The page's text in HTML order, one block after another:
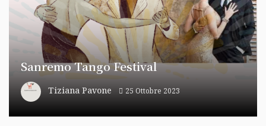
Sanremo Tango Festival
Tiziana Pavone 25 Ottobre 2023